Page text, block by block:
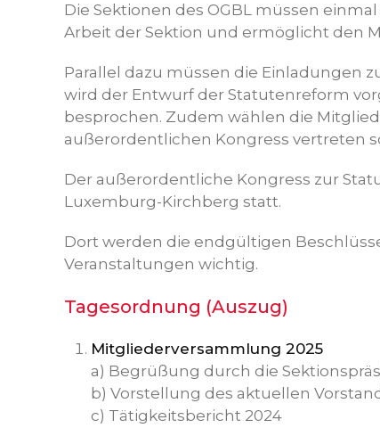
Die Sektionen des OGBL müssen
Arbeit der Sektion und ermöglicht den
Parallel dazu müssen die Einladungen
wird der Entwurf der Statutenreform
besprochen. Zudem wählen die
außerordentlichen Kongress vertreten
Der außerordentliche Kongress zur
Luxemburg-Kirchberg statt.
Dort werden die endgültigen
Veranstaltungen wichtig.
Tagesordnung (Auszug)
Mitgliederversammlung 2025
a) Begrüßung durch die
b) Vorstellung des aktuellen
c) Tätigkeitsbericht 2024